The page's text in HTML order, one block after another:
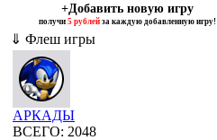
+Добавить новую игру
получи 5 рублейза каждую добавленную игру!
⇓ Флеш игры
АРКАДЫ
ВСЕГО: 2048